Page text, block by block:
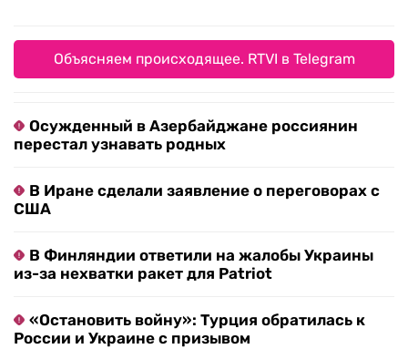
Объясняем происходящее. RTVI в Telegram
Осужденный в Азербайджане россиянин
перестал узнавать родных
В Иране сделали заявление о переговорах с
США
В Финляндии ответили на жалобы Украины
из-за нехватки ракет для Patriot
«Остановить войну»: Турция обратилась к
России и Украине с призывом